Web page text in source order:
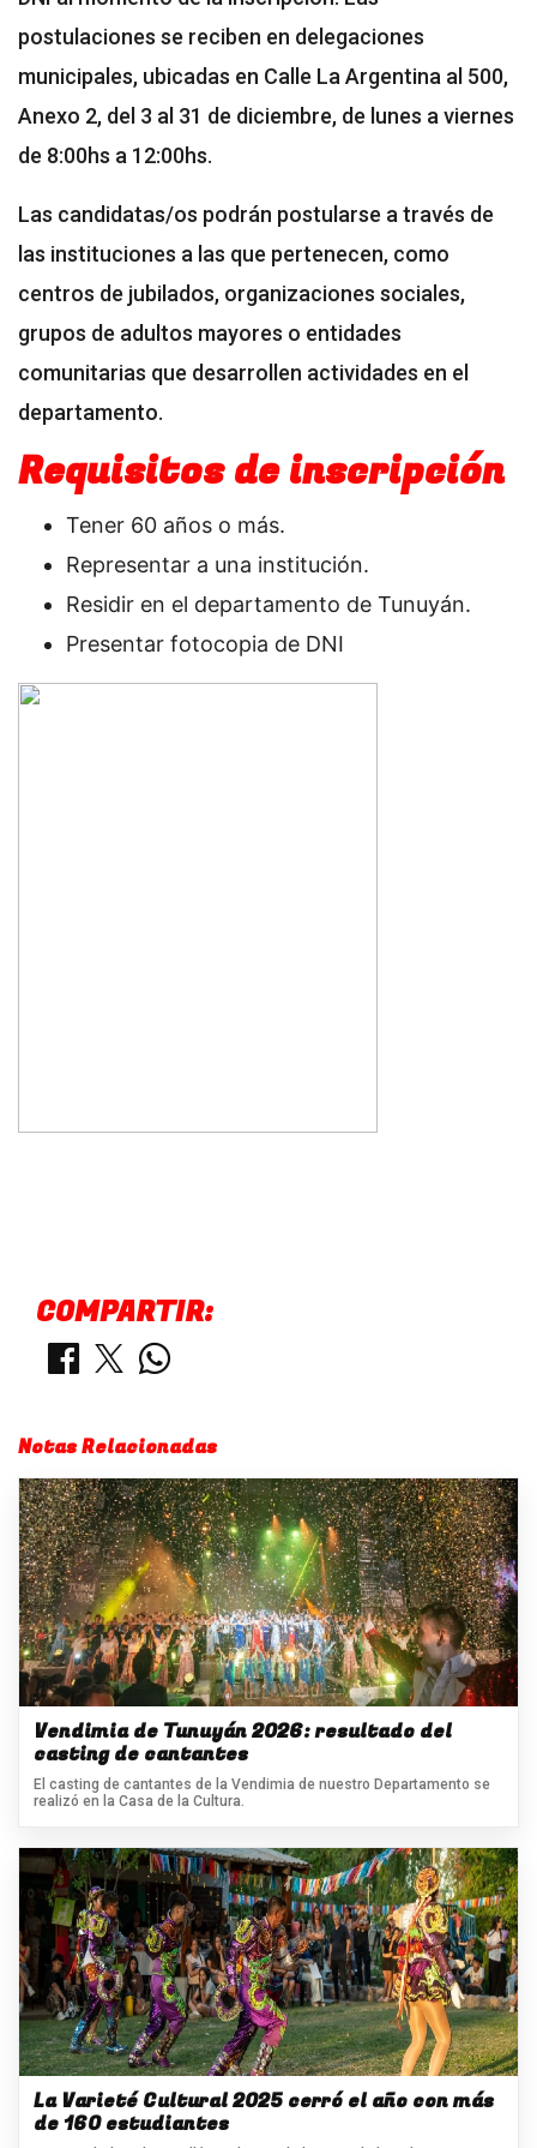
postulaciones se reciben en delegaciones
municipales, ubicadas en Calle La Argentina al 500,
Anexo 2, del 3 al 31 de diciembre, de lunes a viernes
de 8:00hs a 12:00hs.
Las candidatas/os podrán postularse a través de
las instituciones a las que pertenecen, como
centros de jubilados, organizaciones sociales,
grupos de adultos mayores o entidades
comunitarias que desarrollen actividades en el
departamento.
Requisitos de inscripción
Tener 60 años o más.
Representar a una institución.
Residir en el departamento de Tunuyán.
Presentar fotocopia de DNI
COMPARTIR:
Notas Relacionadas
Vendimia de Tunuyán 2026: resultado del
casting de cantantes
El casting de cantantes de la Vendimia de nuestro Departamento se
realizó en la Casa de la Cultura.
La Varieté Cultural 2025 cerró el año con más
de 160 estudiantes